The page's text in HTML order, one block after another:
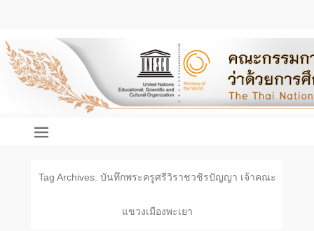
วิทยาศาสตร์ และวัฒนธรรม
The Thai National Committee on
Memory of The World Programme of
Tag Archives: บันทึกพระครูศรีวิราชวชิรปัญญา เจ้าคณะ
แขวงเมืองพะเยา